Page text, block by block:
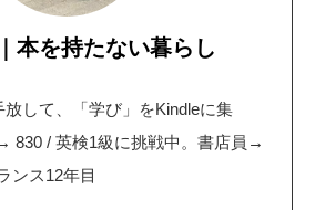
本を持たない暮らし
して、「学び」をKindleに集
830 / 英検1級に挑戦中。書店員→
ンス12年目